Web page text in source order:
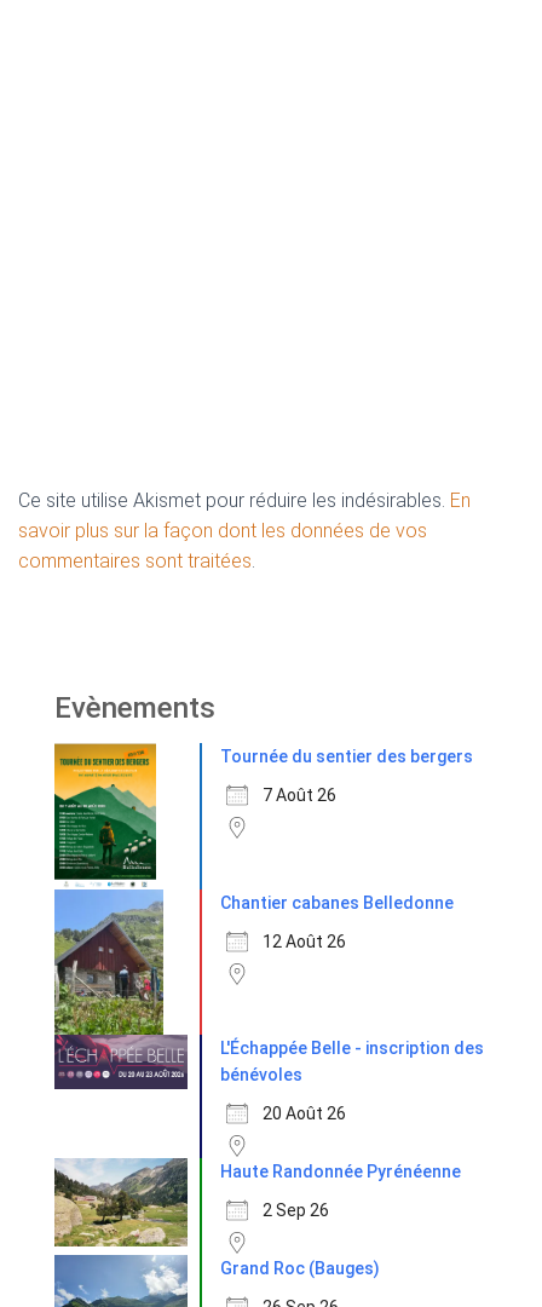
Ce site utilise Akismet pour réduire les indésirables. En
savoir plus sur la façon dont les données de vos
commentaires sont traitées.
Evènements
Tournée du sentier des bergers
7 Août 26
Chantier cabanes Belledonne
12 Août 26
L'Échappée Belle - inscription des
bénévoles
20 Août 26
Haute Randonnée Pyrénéenne
2 Sep 26
Grand Roc (Bauges)